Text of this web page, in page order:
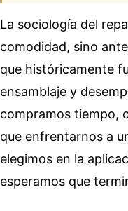
La sociología del
comodidad, sino
que históricamente
ensamblaje y
compramos tiempo,
que enfrentarnos a
elegimos en la
esperamos que